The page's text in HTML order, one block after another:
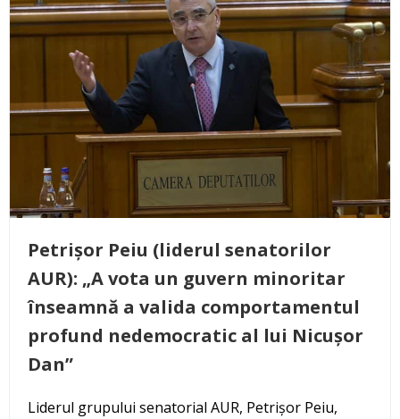
Petrișor Peiu (liderul senatorilor
AUR): „A vota un guvern minoritar
înseamnă a valida comportamentul
profund nedemocratic al lui Nicușor
Dan”
Liderul grupului senatorial AUR, Petrișor Peiu,